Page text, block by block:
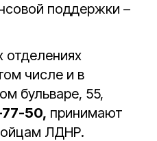
поддержки –
отделениях
числе и в
бульваре, 55,
77-50, принимают
ЛДНР.